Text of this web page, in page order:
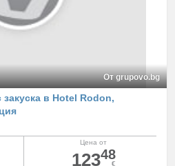
От grupovo.bg
в Hotel Rodon,
Цена от
12348
€